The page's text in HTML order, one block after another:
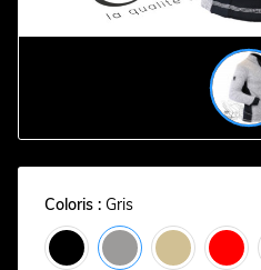
Coloris : Gris